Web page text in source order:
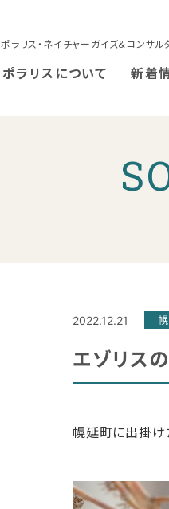
ポラリス・ネイチャーガイズ＆コンサ
ポラリスについて 新着
2022.12.21
エゾリスの
幌延町に出掛け